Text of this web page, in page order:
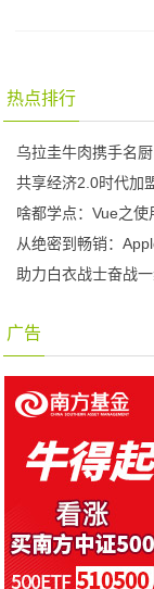
热点排行
乌拉圭牛肉携手名
共享经济2.0时代加
啥都学点：Vue之
从绝密到畅销：
助力白衣战士奋战
广告